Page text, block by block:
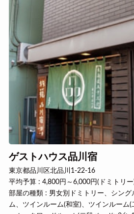
ゲストハウス品川宿
東京都品川区北品川1-22-16
平均予算 : 4,800円～6,000円(ドミトリー
部屋の種類 : 男女別ドミトリー、シング
ム、ツインルーム(和室)、ツインルーム